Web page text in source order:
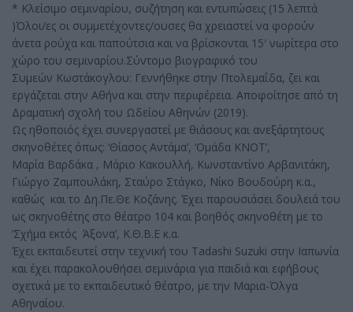
* Κλείσιμο σεμιναρίου, συζήτηση και εντυπώσεις (15 λεπτά
)Όλοι/ες οι συμμετέχοντες/ουσες θα χρειαστεί να φορούν
άνετα ρούχα και παπούτσια και να βρίσκονται 15′ νωρίτερα στο
χώρο του σεμιναρίου.Σύντομο βιογραφικό του
Συμεών Κωστάκογλου: Γεννήθηκε στην Πτολεμαΐδα, ζει και
εργάζεται στην Αθήνα και στην περιφέρεια. Αποφοίτησε από τη
Δραματική σχολή του Ωδείου Αθηνών (2019).
Ως ηθοποιός έχει συνεργαστεί με θιάσους και ανεξάρτητους
σκηνοθέτες όπως: ‘Θίασος Αντάμα’, ‘Ομάδα KNOT’,
Μαρία Βαρδάκα , Μάριο Κακουλλή, Κωνσταντίνο Αρβανιτάκη,
Γιώργο Ζαμπουλάκη, Σταύρο Στάγκο, Νίκο Βουδούρη κ.α.,
καθώς και το Δη.Πε.Θε Κοζάνης. Έχει παρουσιάσει δουλειά του
ως σκηνοθέτης στο θέατρο 104 και βοηθός σκηνοθέτη με το
‘Σχήμα εκτός Άξονα’, Κ.Θ.Β.Ε κ.α.
Έχει εκπαιδευτεί στην τεχνική του Tadashi Suzuki στην Ιαπωνία
και έχει παρακολουθήσει σεμινάρια για παιδιά και εφήβους
σχετικά με το εκπαιδευτικό θέατρο, με την Μαρια-Όλγα
Αθηναίου.